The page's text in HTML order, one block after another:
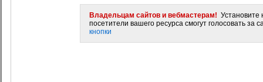
Владельцам сайтов и вебмастерам! Установите
посетители вашего ресурса смогут голосовать за
кнопки